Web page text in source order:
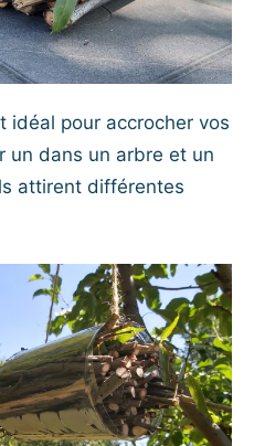
idéal pour accrocher vos
un dans un arbre et un
attirent différentes